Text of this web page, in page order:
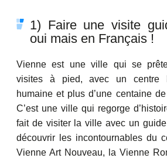
1) Faire une visite
oui mais en Français !
Vienne est une ville qui se
visites à pied, avec un centre
humaine et plus d’une centaine
C’est une ville qui regorge
fait de visiter la ville avec un
découvrir les incontournables du
Vienne Art Nouveau, la Vienne